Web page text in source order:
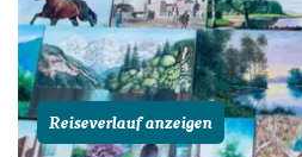
Reiseverlauf anzeigen